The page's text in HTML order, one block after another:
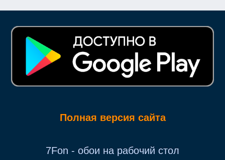
Полная версия сайта
7Fon - обои на рабочий стол